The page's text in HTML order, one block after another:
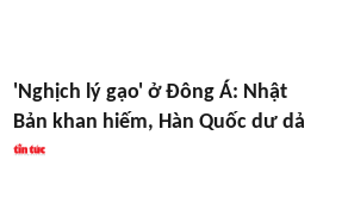
'Nghịch lý gạo' ở Đông Á: Nhật
Bản khan hiếm, Hàn Quốc dư dả